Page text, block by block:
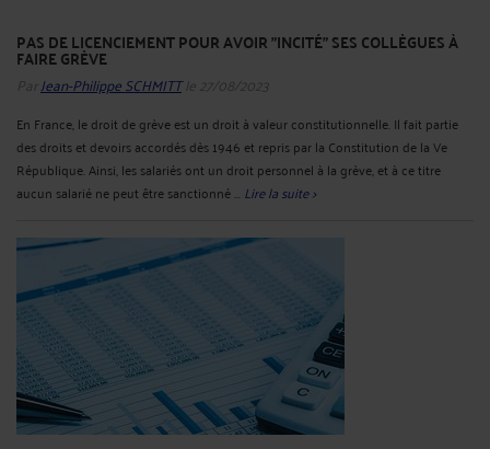
PAS DE LICENCIEMENT POUR AVOIR "INCITÉ" SES COLLÈGUES À
FAIRE GRÈVE
Par Jean-Philippe SCHMITTle 27/08/2023
En France, le droit de grève est un droit à valeur constitutionnelle. Il fait partie
des droits et devoirs accordés dès 1946 et repris par la Constitution de la Ve
République. Ainsi, les salariés ont un droit personnel à la grève, et à ce titre
aucun salarié ne peut être sanctionné ... Lire la suite >